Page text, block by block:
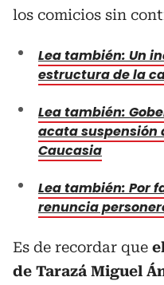
los comicios sin
Lea también: Un
estructura de la
Lea también:
acata suspensión
Caucasia
Lea también: Por
renuncia
Es de recordar que
de Tarazá Miguel